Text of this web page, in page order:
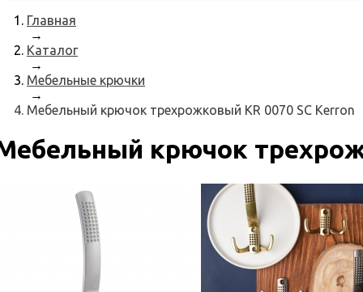
Главная
→
Каталог
→
Мебельные крючки
→
Мебельный крючок трехрожковый KR 0070 SC Kerron
крючок